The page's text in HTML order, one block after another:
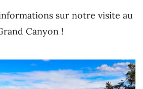
sur notre visite au
Canyon !